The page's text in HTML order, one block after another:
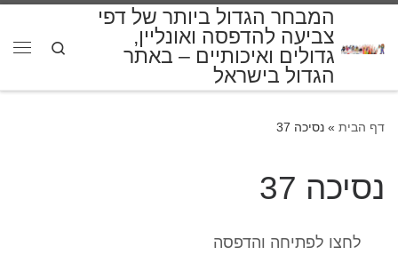
המבחר הגדול ביותר של דפי
צביעה להדפסה ואונליין,
גדולים ואיכותיים – באתר
הגדול בישראל
Search
דף הבית » נסיכה 37
נסיכה 37
לחצו לפתיחה והדפסה